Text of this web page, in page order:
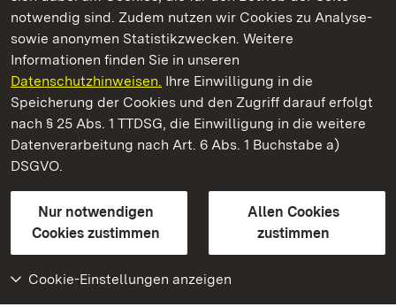
notwendig sind. Zudem nutzen wir Cookies zu Analyse-
sowie anonymen Statistikzwecken. Weitere
Informationen finden Sie in unseren
Datenschutzhinweisen. Ihre Einwilligung in die
Speicherung der Cookies und den Zugriff darauf erfolgt
nach § 25 Abs. 1 TTDSG, die Einwilligung in die weitere
Datenverarbeitung nach Art. 6 Abs. 1 Buchstabe a)
DSGVO.
Nur notwendigen
Cookies zustimmen
Allen Cookies
zustimmen
Cookie-Einstellungen anzeigen
Staatliche Schlösser und Gärten Baden‑Württemberg
Staatliche Schlösser und Gärten Baden-Württemberg
Kontakt
GebärdenspracheLeichte Sprache
Erklärung zur Barrierefreiheit
BITV-konform (geprüfte Seiten)
Weiteres